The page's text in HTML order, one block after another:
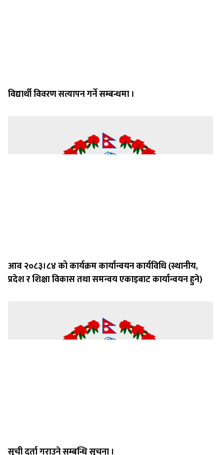
विद्यार्थी विवरण सत्यापन गर्ने सम्बन्धमा ।
आव २०८३।८४ को कार्यक्रम कार्यान्वयन कार्यविधि (स्थानीय,
प्रदेश र शिक्षा विकास तथा समन्वय एकाइबाट कार्यान्वयन हुने)
सूची दर्ता गराउने सम्बन्धि सूचना ।